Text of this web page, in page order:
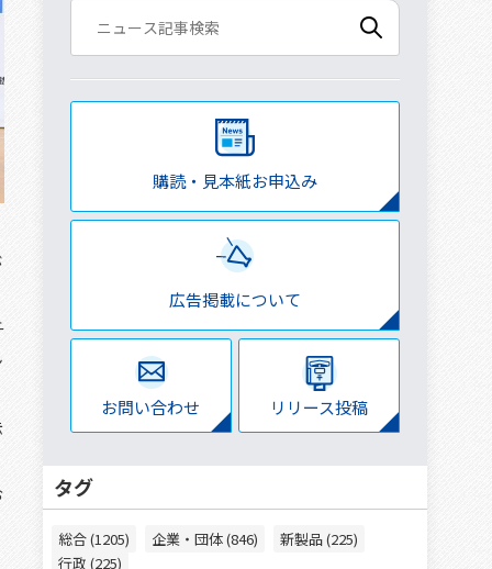
購読・見本紙お申込み
広告掲載について
お問い合わせ リリース投稿
タグ
総合 (1205) 企業・団体 (846)
新製品 (225)
行政 (225)